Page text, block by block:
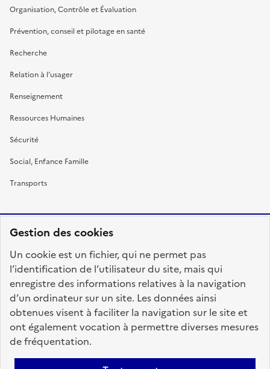
Gestion des cookies
Un cookie est un fichier, qui ne permet pas
l’identification de l’utilisateur du site, mais qui
enregistre des informations relatives à la navigation
d’un ordinateur sur un site. Les données ainsi
obtenues visent à faciliter la navigation sur le site et
ont également vocation à permettre diverses mesures
de fréquentation.
Organisation, Contrôle et Évaluation
Prévention, conseil et pilotage en santé
Recherche
Relation à l’usager
Renseignement
Ressources Humaines
Sécurité
Social, Enfance Famille
Transports
FRANÇAISE
fonction-publique.gouv.fr
legifrance.gouv.fr
gouvernement.fr